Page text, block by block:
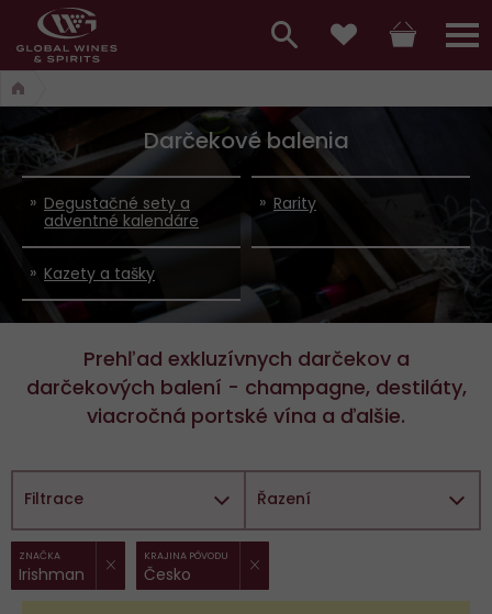
Hlavní
menu,
košík,
vyhledávání,
přihlášení
a
Darčekové balenia
Degustačné sety a
adventné kalendáre
Rarity
Kazety a tašky
Prehľad exkluzívnych darčekov a
darčekových balení - champagne, destiláty,
viacročná portské vína a ďalšie.
Filtrace
Vybrané
filtry:
ZNAČKA
Irishman
ZRUŠIT FILTR
KRAJINA PÔVODU
Česko
Řazení